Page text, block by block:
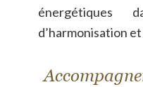
énergétiques
d’harmonisation